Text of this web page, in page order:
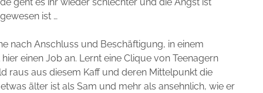
ist …
nach Anschluss und Beschäftigung, in einem
einen Job an. Lernt eine Clique von Teenagern
raus aus diesem Kaff und deren Mittelpunkt die
älter ist als Sam und mehr als ansehnlich, wie er